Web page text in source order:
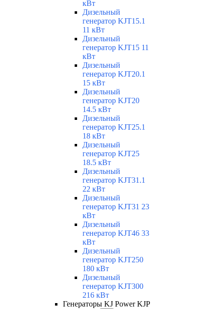
кВт
Дизельный
генератор KJT15.1
11 кВт
Дизельный
генератор KJT15 11
кВт
Дизельный
генератор KJT20.1
15 кВт
Дизельный
генератор KJT20
14.5 кВт
Дизельный
генератор KJT25.1
18 кВт
Дизельный
генератор KJT25
18.5 кВт
Дизельный
генератор KJT31.1
22 кВт
Дизельный
генератор KJT31 23
кВт
Дизельный
генератор KJT46 33
кВт
Дизельный
генератор KJT250
180 кВт
Дизельный
генератор KJT300
216 кВт
Генераторы KJ Power KJP